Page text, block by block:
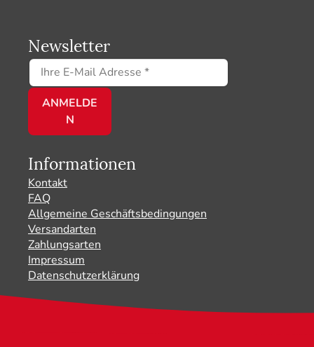
Newsletter
Informationen
Kontakt
FAQ
Allgemeine Geschäftsbedingungen
Versandarten
Zahlungsarten
Impressum
Datenschutzerklärung